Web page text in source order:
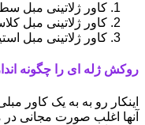
کاور ژلاتینی مبل
کاور ژلاتینی مبل
کاور ژلاتینی مبل
روکش ژله ای را چگونه
اینکار رو به به یک کاور
آنها اغلب صورت مجانی